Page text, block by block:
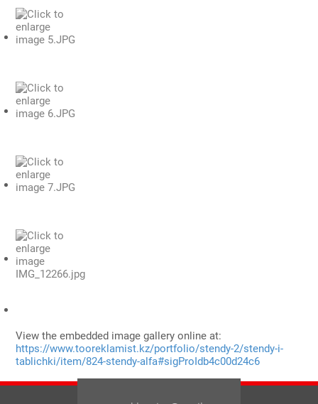
View the embedded image gallery online at:
https://www.tooreklamist.kz/portfolio/stendy-2/stendy-i-
tablichki/item/824-stendy-alfa#sigProIdb4c00d24c6